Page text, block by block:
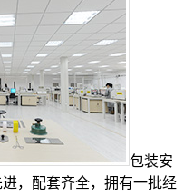
包装安
，配套齐全，拥有一批经